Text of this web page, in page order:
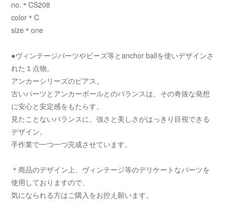
no.＊CS208
color＊C
size＊one
●ヴィンテージパーツやビーズ等とanchor ballを使いデザインさ
れた１点物。
アンカーシリーズのピアス。
古いパーツとアンカーボールとのバランスは、その奇抜な発想
に安心と安定感をもたらす。
見たことないバランスに、強さと美しさがはっきり目視できる
デザイン。
手作業で一つ一つ完成させています。
＊商品のデザイン上、ヴィンテージ等のデリケートなパーツを
使用しておりますので、
気になられる方はご購入をお控え願います。